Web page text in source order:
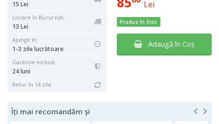
15 Lei
Livrare în București
13 Lei
Ajunge în
1-3 zile lucrătoare
Garanţie inclusă
24 luni
Retur în 14 zile
Lei
Produs în Stoc
Adaugă în Coş
Îți mai recomandăm și